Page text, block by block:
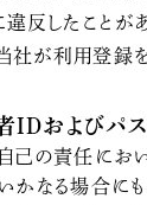
反したことが
社が利用登録
IDおよびパス
己の責任にお
かなる場合に